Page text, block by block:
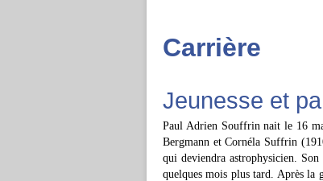
Carrière
Jeunesse et
Paul Adrien Souffrin nait le 16
Bergmann et Cornéla Suffrin
qui deviendra astrophysicien.
quelques mois plus tard. Après